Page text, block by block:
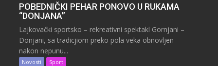
POBEDNIČKI PEHAR PONOVO U RUKAMA
“DONJANA”
Lajkovački sportsko – rekreativni spektakl Gornjani –
Donjani, sa tradicjiom preko pola veka obnovljen
nakon nepunu...
Novosti Sport